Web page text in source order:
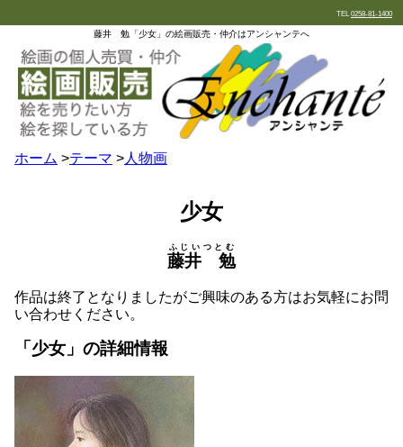
TEL 0258-81-1400
藤井 勉「少女」の絵画販売・仲介はアンシャンテへ
ホーム >テーマ >人物画
少女
藤井 勉
ふじいつとむ
作品は終了となりましたがご興味のある方はお気軽にお問
い合わせください。
「少女」の詳細情報